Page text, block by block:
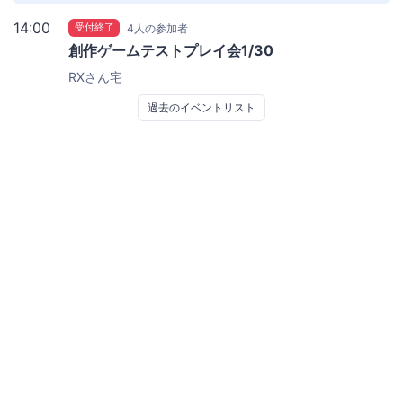
14:00 受付終了 4人の参加者
創作ゲームテストプレイ会1/30
RXさん宅
過去のイベントリスト